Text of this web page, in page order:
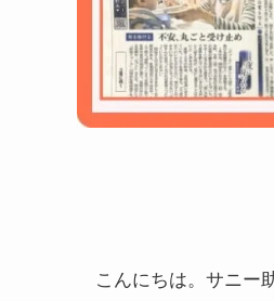
こんにちは。サニー